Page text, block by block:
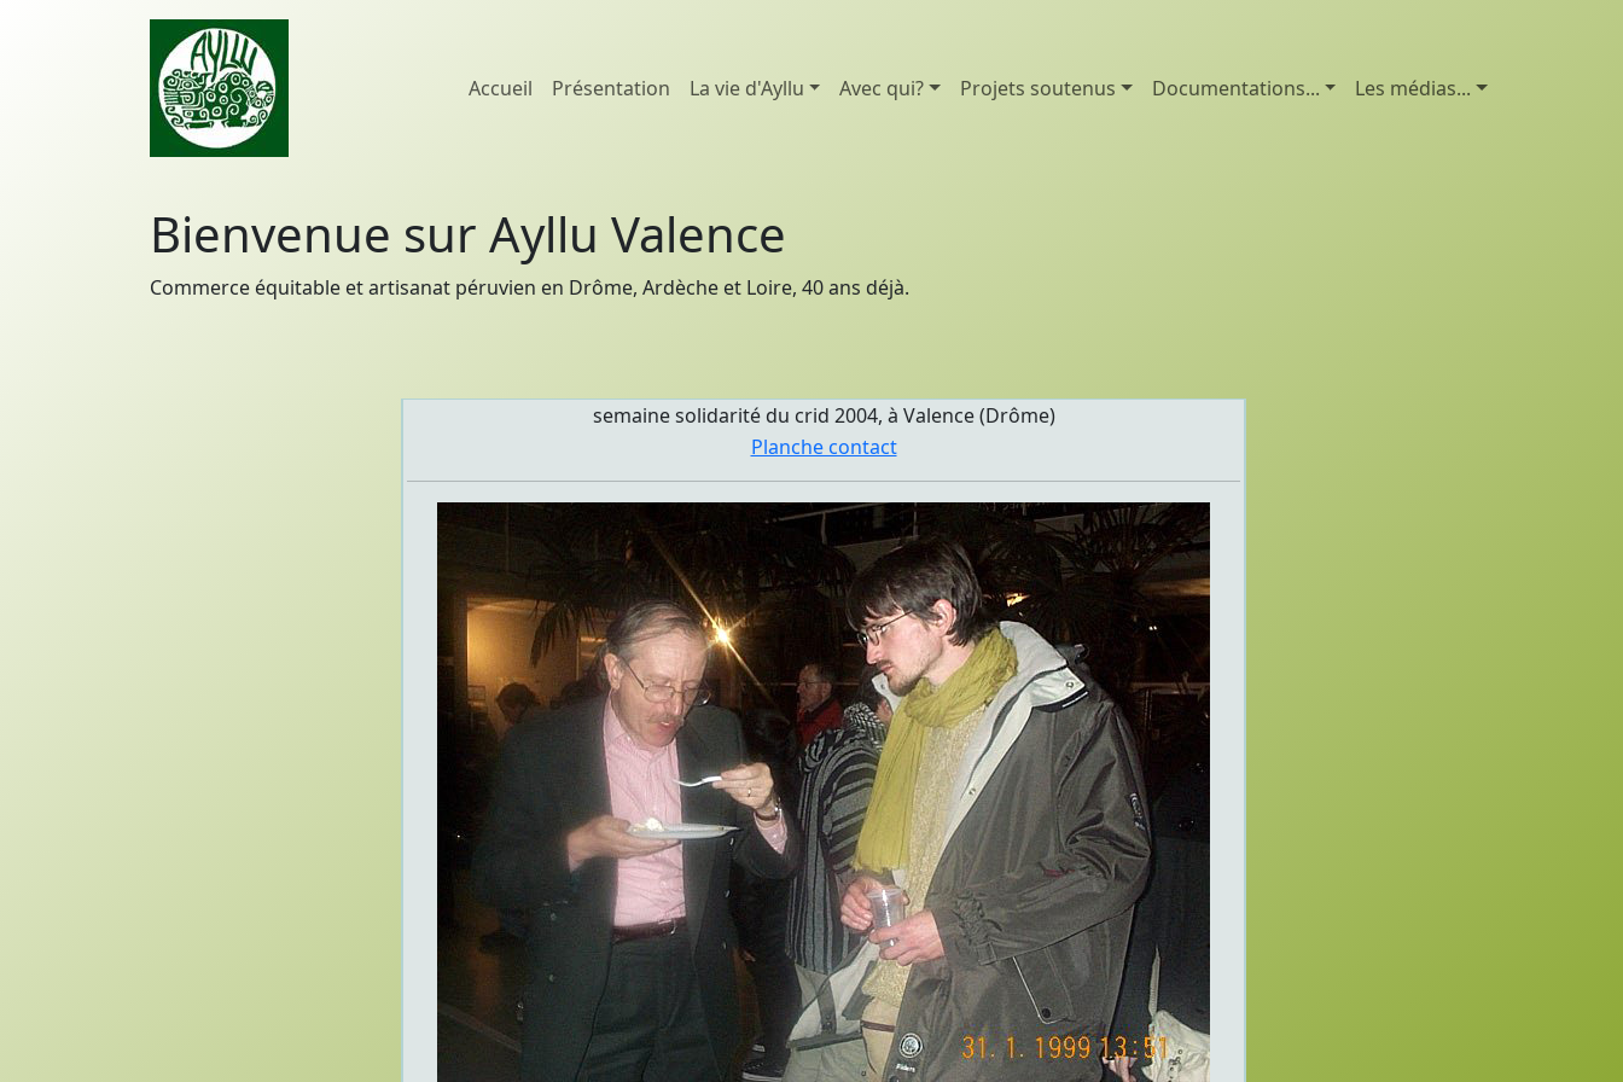
Accueil Présentation La vie d'Ayllu Avec qui? Projets soutenus Documentations... Les médias...
Bienvenue sur Ayllu Valence
Commerce équitable et artisanat péruvien en Drôme, Ardèche et Loire, 40 ans déjà.
semaine solidarité du crid 2004, à Valence (Drôme)
Planche contact